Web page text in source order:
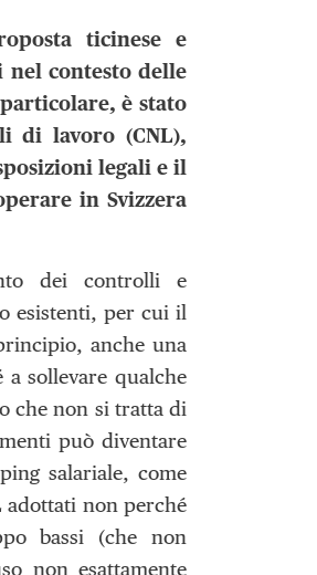
ticinese e
contesto delle
è stato
di lavoro (CNL),
legali e il
in Svizzera
dei controlli e
esistenti, per cui il
anche una
sollevare qualche
che non si tratta di
può diventare
salariale, come
adottati non perché
bassi (che non
non esattamente